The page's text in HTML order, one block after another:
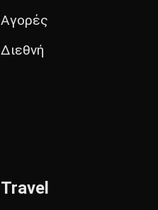
Αγορές
Διεθνή
Travel